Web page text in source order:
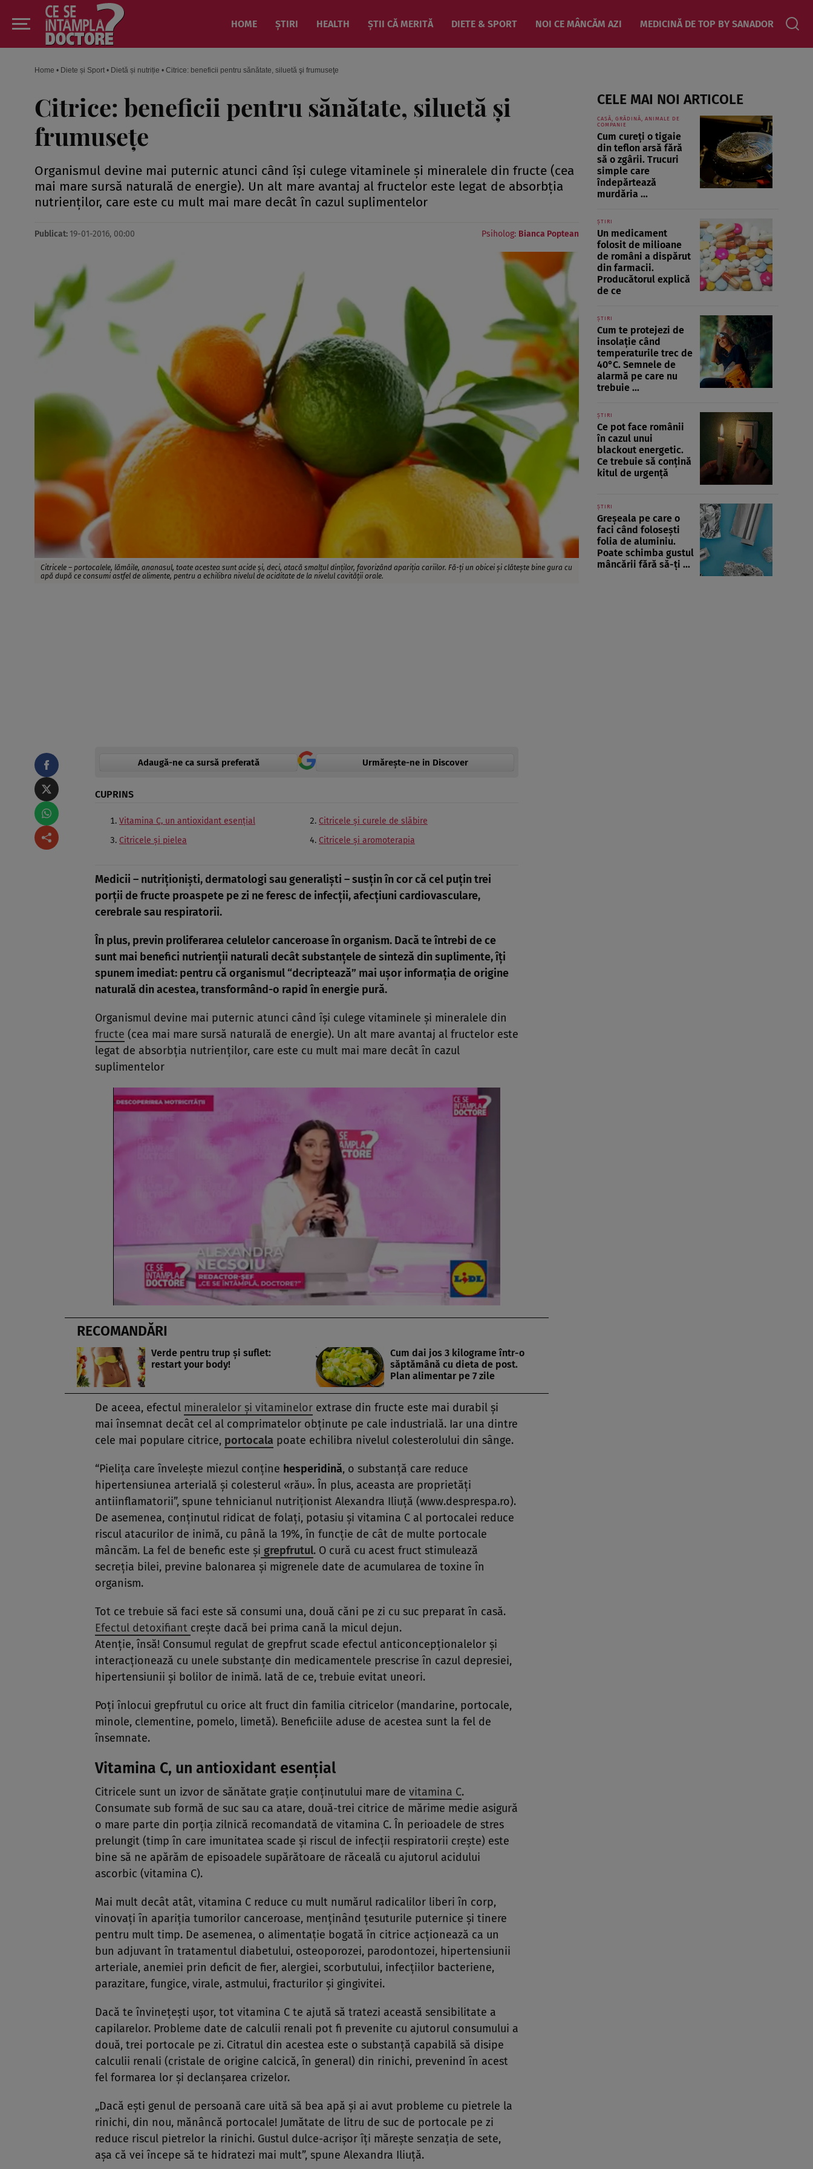
HOME ȘTIRI HEALTH ȘTII CĂ MERITĂ DIETE & SPORT NOI CE MÂNCĂM AZI MEDICINĂ DE TOP BY SANADOR
Home • Diete și Sport • Dietă și nutriție • Citrice: beneficii pentru sănătate, siluetă şi frumuseţe
Citrice: beneficii pentru sănătate, siluetă şi
frumuseţe
Organismul devine mai puternic atunci când îşi culege vitaminele şi mineralele din fructe (cea
mai mare sursă naturală de energie). Un alt mare avantaj al fructelor este legat de absorbţia
nutrienţilor, care este cu mult mai mare decât în cazul suplimentelor
Publicat: 19-01-2016, 00:00 Psiholog: Bianca Poptean
Citricele – portocalele, lămâile, ananasul, toate acestea sunt acide și, deci, atacă smalțul dinților, favorizând apariția cariilor. Fă-ți un obicei și clătește bine gura cu
apă după ce consumi astfel de alimente, pentru a echilibra nivelul de aciditate de la nivelul cavității orale.
Adaugă-ne ca sursă preferată Urmărește-ne in Discover
CUPRINS
Vitamina C, un antioxidant esenţial
Citricele şi curele de slăbire
Citricele şi pielea
Citricele şi aromoterapia
Medicii – nutriţionişti, dermatologi sau generalişti – susţin în cor că cel puţin trei
porţii de fructe proaspete pe zi ne feresc de infecţii, afecţiuni cardiovasculare,
cerebrale sau respiratorii.
În plus, previn proliferarea celulelor canceroase în organism. Dacă te întrebi de ce
sunt mai benefici nutrienţii naturali decât substanţele de sinteză din suplimente, îţi
spunem imediat: pentru că organismul “decriptează” mai uşor informaţia de origine
naturală din acestea, transformând-o rapid în energie pură.
Organismul devine mai puternic atunci când îşi culege vitaminele şi mineralele din
fructe (cea mai mare sursă naturală de energie). Un alt mare avantaj al fructelor este
legat de absorbţia nutrienţilor, care este cu mult mai mare decât în cazul
suplimentelor
RECOMANDĂRI
Verde pentru trup şi suflet:
restart your body!
Cum dai jos 3 kilograme într-o
săptămână cu dieta de post.
Plan alimentar pe 7 zile
De aceea, efectul mineralelor şi vitaminelor extrase din fructe este mai durabil şi
mai însemnat decât cel al comprimatelor obţinute pe cale industrială. Iar una dintre
cele mai populare citrice, portocala poate echilibra nivelul colesterolului din sânge.
“Pieliţa care înveleşte miezul conţine hesperidină, o substanţă care reduce
hipertensiunea arterială şi colesterul «rău». În plus, aceasta are proprietăţi
antiinflamatorii”, spune tehnicianul nutriţionist Alexandra Iliuţă (www.desprespa.ro).
De asemenea, conţinutul ridicat de folaţi, potasiu şi vitamina C al portocalei reduce
riscul atacurilor de inimă, cu până la 19%, în funcţie de cât de multe portocale
mâncăm. La fel de benefic este şi grepfrutul. O cură cu acest fruct stimulează
secreţia bilei, previne balonarea şi migrenele date de acumularea de toxine în
organism.
Tot ce trebuie să faci este să consumi una, două căni pe zi cu suc preparat în casă.
Efectul detoxifiant creşte dacă bei prima cană la micul dejun.
Atenţie, însă! Consumul regulat de grepfrut scade efectul anticoncepţionalelor şi
interacţionează cu unele substanţe din medicamentele prescrise în cazul depresiei,
hipertensiunii şi bolilor de inimă. Iată de ce, trebuie evitat uneori.
Poţi înlocui grepfrutul cu orice alt fruct din familia citricelor (mandarine, portocale,
minole, clementine, pomelo, limetă). Beneficiile aduse de acestea sunt la fel de
însemnate.
Vitamina C, un antioxidant esenţial
Citricele sunt un izvor de sănătate graţie conţinutului mare de vitamina C.
Consumate sub formă de suc sau ca atare, două-trei citrice de mărime medie asigură
o mare parte din porţia zilnică recomandată de vitamina C. În perioadele de stres
prelungit (timp în care imunitatea scade şi riscul de infecţii respiratorii creşte) este
bine să ne apărăm de episoadele supărătoare de răceală cu ajutorul acidului
ascorbic (vitamina C).
Mai mult decât atât, vitamina C reduce cu mult numărul radicalilor liberi în corp,
vinovaţi în apariţia tumorilor canceroase, menţinând ţesuturile puternice şi tinere
pentru mult timp. De asemenea, o alimentaţie bogată în citrice acţionează ca un
bun adjuvant în tratamentul diabetului, osteoporozei, parodontozei, hipertensiunii
arteriale, anemiei prin deficit de fier, alergiei, scorbutului, infecţiilor bacteriene,
parazitare, fungice, virale, astmului, fracturilor şi gingivitei.
Dacă te învineţeşti uşor, tot vitamina C te ajută să tratezi această sensibilitate a
capilarelor. Probleme date de calculii renali pot fi prevenite cu ajutorul consumului a
două, trei portocale pe zi. Citratul din acestea este o substanţă capabilă să disipe
calculii renali (cristale de origine calcică, în general) din rinichi, prevenind în acest
fel formarea lor şi declanşarea crizelor.
Dacă eşti genul de persoană care uită să bea apă şi ai avut probleme cu pietrele la
rinichi, din nou, mănâncă portocale! Jumătate de litru de suc de portocale pe zi
reduce riscul pietrelor la rinichi. Gustul dulce-acrişor îţi măreşte senzaţia de sete,
aşa că vei începe să te hidratezi mai mult , spune Alexandra Iliuţă.
CELE MAI NOI ARTICOLE
CASĂ, GRĂDINĂ, ANIMALE DE
COMPANIE
Cum cureți o tigaie
din teflon arsă fără
să o zgârii. Trucuri
simple care
îndepărtează
murdăria ...
ȘTIRI
Un medicament
folosit de milioane
de români a dispărut
din farmacii.
Producătorul explică
de ce
ȘTIRI
Cum te protejezi de
insolație când
temperaturile trec de
40°C. Semnele de
alarmă pe care nu
trebuie ...
ȘTIRI
Ce pot face românii
în cazul unui
blackout energetic.
Ce trebuie să conțină
kitul de urgență
ȘTIRI
Greșeala pe care o
faci când folosești
folia de aluminiu.
Poate schimba gustul
mâncării fără să-ți ...